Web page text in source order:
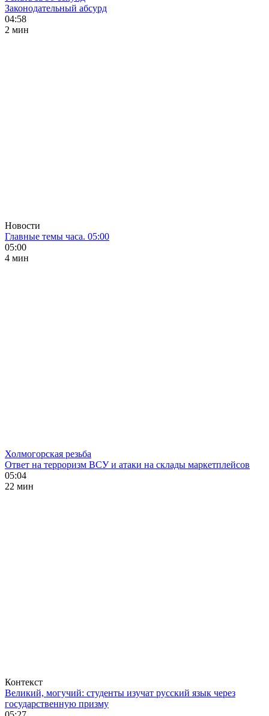
Законодательный абсурд
04:58
2 мин
Новости
Главные темы часа. 05:00
05:00
4 мин
Холмогорская резьба
Ответ на терроризм ВСУ и атаки на склады маркетплейсов
05:04
22 мин
Контекст
Великий, могучий: студенты изучат русский язык через
государственную призму